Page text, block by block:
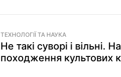
ТЕХНОЛОГІЇ ТА НАУКА
Не такі суворі і вільні.
походження культових